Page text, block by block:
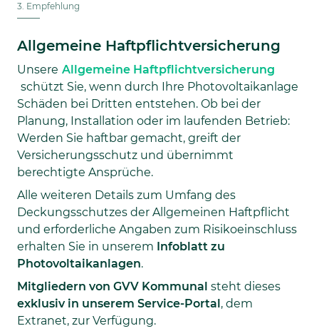
3. Empfehlung
Allgemeine Haftpflichtversicherung
Unsere Allgemeine Haftpflichtversicherung
schützt Sie, wenn durch Ihre Photovoltaikanlage
Schäden bei Dritten entstehen. Ob bei der
Planung, Installation oder im laufenden Betrieb:
Werden Sie haftbar gemacht, greift der
Versicherungsschutz und übernimmt
berechtigte Ansprüche.
Alle weiteren Details zum Umfang des
Deckungsschutzes der Allgemeinen Haftpflicht
und erforderliche Angaben zum Risikoeinschluss
erhalten Sie in unserem Infoblatt zu
Photovoltaikanlagen.
Mitgliedern von GVV Kommunal steht dieses
exklusiv in unserem Service-Portal, dem
Extranet, zur Verfügung.